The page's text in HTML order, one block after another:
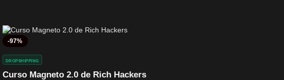
-97%
Curso Magneto 2.0 de Rich Hackers
DROPSHIPPING